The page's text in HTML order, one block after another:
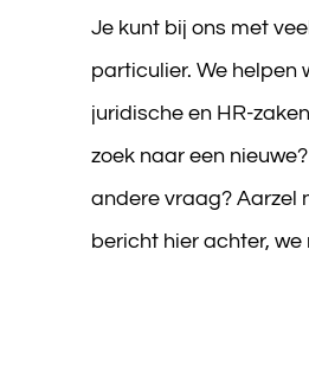
Je kunt bij ons met
particulier. We helpen
juridische en HR-
zoek naar een
andere vraag? Aarzel
bericht hier achter,